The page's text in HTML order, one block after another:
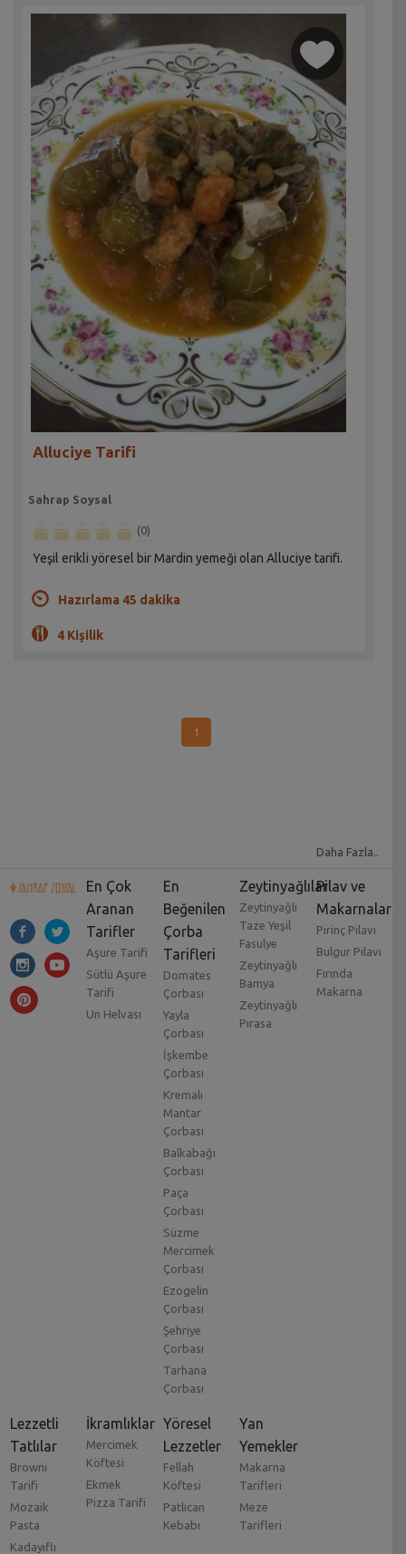
Alluciye Tarifi
Sahrap Soysal
(0)
Yeşil erikli yöresel bir Mardin yemeği olan Alluciye tarifi.
Hazırlama 45 dakika
4 Kişilik
1
Daha Fazla..
En Çok
Aranan
Tarifler
Aşure Tarifi
Sütlü Aşure
Tarifi
Un Helvası
En
Beğenilen
Çorba
Tarifleri
Domates
Çorbası
Yayla
Çorbası
İşkembe
Çorbası
Kremalı
Mantar
Çorbası
Balkabağı
Çorbası
Paça
Çorbası
Süzme
Mercimek
Çorbası
Ezogelin
Çorbası
Şehriye
Çorbası
Tarhana
Çorbası
Zeytinyağlılar
Zeytinyağlı
Taze Yeşil
Fasulye
Zeytinyağlı
Bamya
Zeytinyağlı
Pırasa
Pilav ve
Makarnalar
Pirinç Pilavı
Bulgur Pilavı
Fırında
Makarna
Lezzetli
Tatlılar
Browni
Tarifi
Mozaik
Pasta
Kadayıflı
İkramlıklar
Mercimek
Köftesi
Ekmek
Pizza Tarifi
Yöresel
Lezzetler
Fellah
Köftesi
Patlıcan
Kebabı
Yan
Yemekler
Makarna
Tarifleri
Meze
Tarifleri